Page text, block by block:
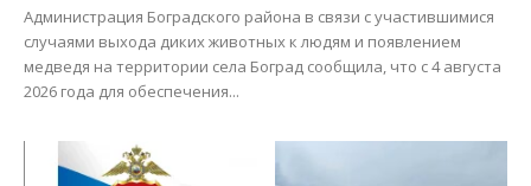
Администрация Боградского района в связи с участившимися
случаями выхода диких животных к людям и появлением
медведя на территории села Боград сообщила, что с 4 августа
2026 года для обеспечения...